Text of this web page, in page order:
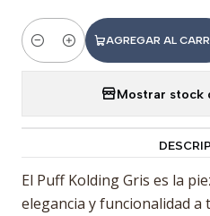
Cantidad
AGREGAR AL
Mostrar stock
El Puff Kolding Gris es la
elegancia y funcionalidad